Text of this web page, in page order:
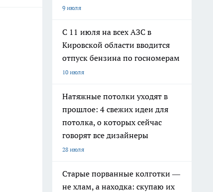
9 июля
С 11 июля на всех АЗС в
Кировской области вводится
отпуск бензина по госномерам
10 июля
Натяжные потолки уходят в
прошлое: 4 свежих идеи для
потолка, о которых сейчас
говорят все дизайнеры
28 июля
Старые порванные колготки —
не хлам, а находка: скупаю их